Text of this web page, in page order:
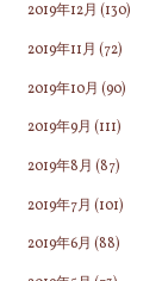
2019年12月 (130)
2019年11月 (72)
2019年10月 (90)
2019年9月 (111)
2019年8月 (87)
2019年7月 (101)
2019年6月 (88)